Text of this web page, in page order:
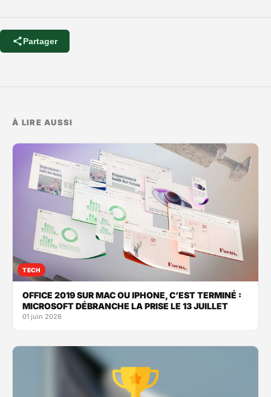
Partager
À LIRE AUSSI
TECH
OFFICE 2019 SUR MAC OU IPHONE, C’EST TERMINÉ :
MICROSOFT DÉBRANCHE LA PRISE LE 13 JUILLET
01 juin 2026